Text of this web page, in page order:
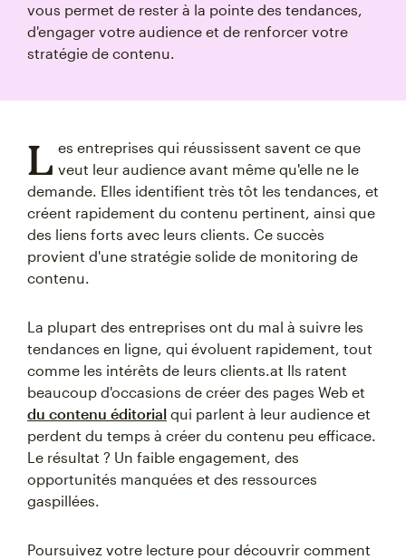
vous permet de rester à la pointe des tendances,
d'engager votre audience et de renforcer votre
stratégie de contenu.
L es entreprises qui réussissent savent ce que
veut leur audience avant même qu'elle ne le
demande. Elles identifient très tôt les tendances, et
créent rapidement du contenu pertinent, ainsi que
des liens forts avec leurs clients. Ce succès
provient d'une stratégie solide de monitoring de
contenu.
La plupart des entreprises ont du mal à suivre les
tendances en ligne, qui évoluent rapidement, tout
comme les intérêts de leurs clients.at Ils ratent
beaucoup d'occasions de créer des pages Web et
du contenu éditorial qui parlent à leur audience et
perdent du temps à créer du contenu peu efficace.
Le résultat ? Un faible engagement, des
opportunités manquées et des ressources
gaspillées.
Poursuivez votre lecture pour découvrir comment